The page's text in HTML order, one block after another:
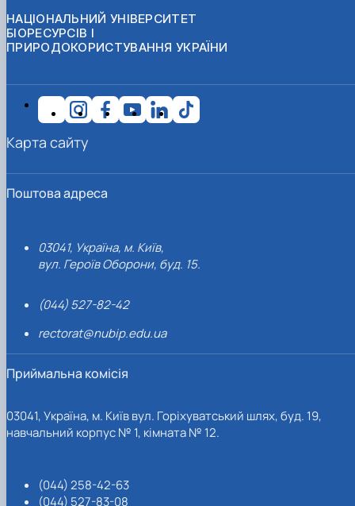
НАЦІОНАЛЬНИЙ УНІВЕРСИТЕТ
БІОРЕСУРСІВ І
ПРИРОДОКОРИСТУВАННЯ УКРАЇНИ
Поштова адреса
03041, Україна, м. Київ,
вул. Героїв Оборони, буд. 15.
(044) 527-82-42
rectorat@nubip.edu.ua
Приймальна комісія
03041, Україна, м. Київ вул. Горіхуватський шлях, буд. 19,
навчальний корпус № 1, кімната № 12.
(044) 258-42-63
(044) 527-83-08
Карта сайту